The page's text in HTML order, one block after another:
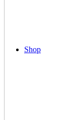
Shop